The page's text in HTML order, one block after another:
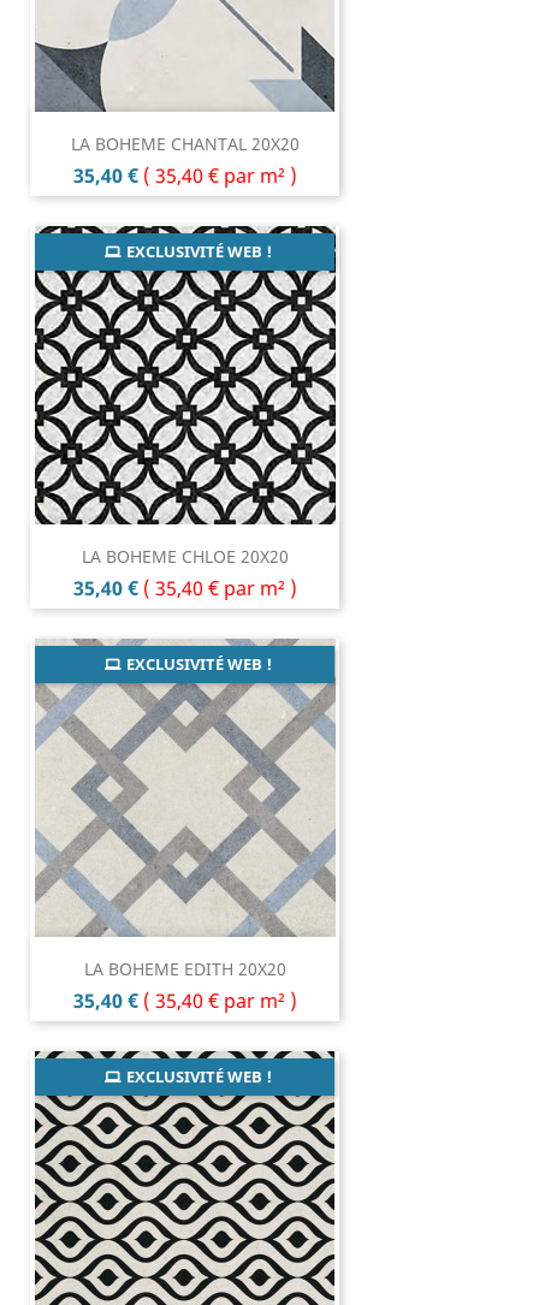
LA BOHEME CHANTAL 20X20
Prix
35,40 € ( 35,40 € par m² )
LA BOHEME CHLOE 20X20
Prix
35,40 € ( 35,40 € par m² )
EXCLUSIVITÉ WEB !
LA BOHEME EDITH 20X20
Prix
35,40 € ( 35,40 € par m² )
EXCLUSIVITÉ WEB !
EXCLUSIVITÉ WEB !